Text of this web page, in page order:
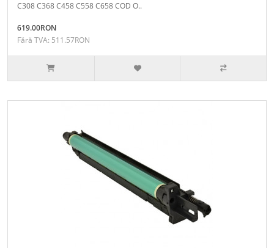
C308 C368 C458 C558 C658 COD O..
619.00RON
Fără TVA: 511.57RON